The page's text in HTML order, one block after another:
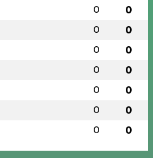
0 0
0 0
0 0
0 0
0 0
0 0
0 0